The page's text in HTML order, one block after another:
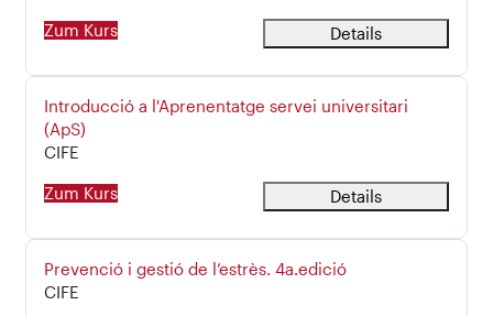
Zum Kurs Details
Kursname
Introducció a l'Aprenentatge servei universitari
(ApS)
Kursbereich
CIFE
Zum Kurs Details
Kursname
Prevenció i gestió de l’estrès. 4a.edició
Kursbereich
CIFE